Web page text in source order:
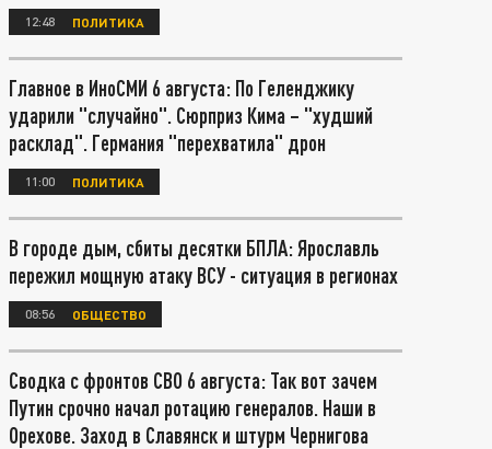
12:48 ПОЛИТИКА
Главное в ИноСМИ 6 августа: По Геленджику
ударили "случайно". Сюрприз Кима – "худший
расклад". Германия "перехватила" дрон
11:00 ПОЛИТИКА
В городе дым, сбиты десятки БПЛА: Ярославль
пережил мощную атаку ВСУ - ситуация в регионах
08:56 ОБЩЕСТВО
Сводка с фронтов СВО 6 августа: Так вот зачем
Путин срочно начал ротацию генералов. Наши в
Орехове. Заход в Славянск и штурм Чернигова